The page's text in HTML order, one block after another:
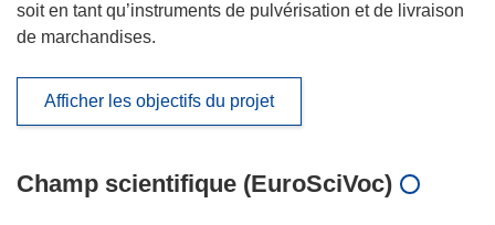
soit en tant qu’instruments de pulvérisation et de livraison
de marchandises.
Afficher les objectifs du projet
Champ scientifique (EuroSciVoc)